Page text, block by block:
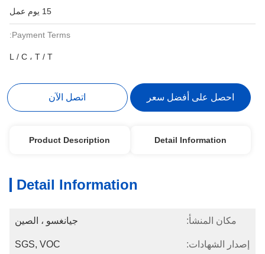
15 يوم عمل
Payment Terms:
L / C ، T / T
احصل على أفضل سعر اتصل الآن
Detail Information
Product Description
Detail Information
مكان المنشأ: جيانغسو ، الصين
إصدار الشهادات: SGS, VOC